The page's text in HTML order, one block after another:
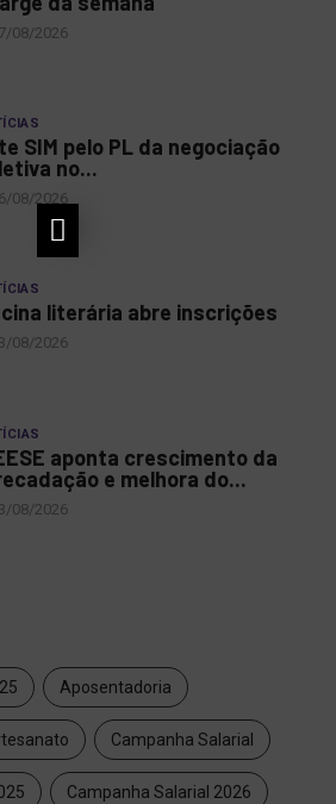
08/2026
SIM pelo PL da negociação
no...
08/2026
literária abre inscrições
08/2026
aponta crescimento da
e melhora do...
08/2026
Aposentadoria
Campanha Salarial
Campanha Salarial 2026